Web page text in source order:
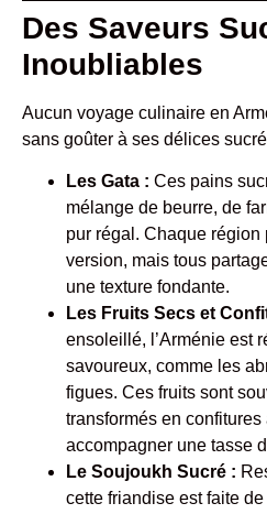
Des Saveurs
Inoubliables
Aucun voyage culinaire en
sans goûter à ses délices
Les Gata : Ces pains
mélange de beurre, de
pur régal. Chaque région
version, mais tous
une texture fondante.
Les Fruits Secs et
ensoleillé, l’Arménie est
savoureux, comme les
figues. Ces fruits sont
transformés en
accompagner une tasse
Le Soujoukh Sucré :
cette friandise est faite